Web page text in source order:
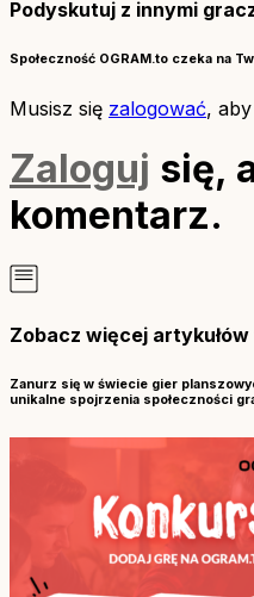
Podyskutuj z innymi
Społeczność OGRAM.to czeka na
Musisz się zalogować,
Zaloguj się,
komentarz.
Zobacz więcej
Zanurz się w świecie gier
unikalne spojrzenia społeczności